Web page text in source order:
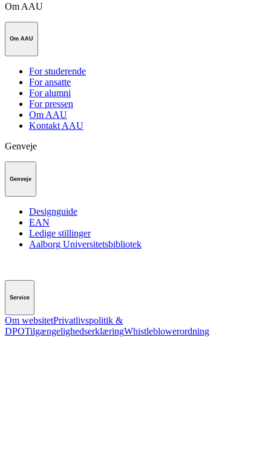
Om AAU
Om AAU
For studerende
For ansatte
For alumni
For pressen
Om AAU
Kontakt AAU
Genveje
Genveje
Designguide
EAN
Ledige stillinger
Aalborg Universitetsbibliotek
Service
Om websitetPrivatlivspolitik &
DPOTilgængelighedserklæringWhistleblowerordning